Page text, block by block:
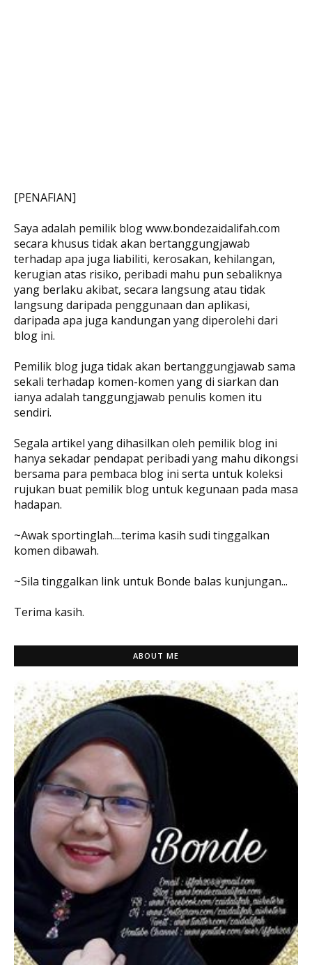
[PENAFIAN]
Saya adalah pemilik blog www.bondezaidalifah.com
secara khusus tidak akan bertanggungjawab
terhadap apa juga liabiliti, kerosakan, kehilangan,
kerugian atas risiko, peribadi mahu pun sebaliknya
yang berlaku akibat, secara langsung atau tidak
langsung daripada penggunaan dan aplikasi,
daripada apa juga kandungan yang diperolehi dari
blog ini.
Pemilik blog juga tidak akan bertanggungjawab sama
sekali terhadap komen-komen yang di siarkan dan
ianya adalah tanggungjawab penulis komen itu
sendiri.
Segala artikel yang dihasilkan oleh pemilik blog ini
hanya sekadar pendapat peribadi yang mahu dikongsi
bersama para pembaca blog ini serta untuk koleksi
rujukan buat pemilik blog untuk kegunaan pada masa
hadapan.
~Awak sportinglah....terima kasih sudi tinggalkan
komen dibawah.
~Sila tinggalkan link untuk Bonde balas kunjungan...
Terima kasih.
ABOUT ME